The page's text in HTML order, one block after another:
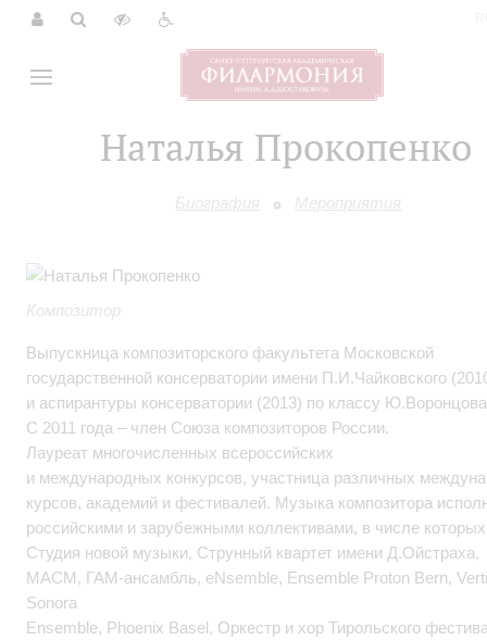
Наталья Прокопенко
Биография Мероприятия
Композитор
Выпускница композиторского факультета Московской
государственной консерватории имени П.И.Чайковского
и аспирантуры консерватории (2013) по классу
С 2011 года – член Союза композиторов России.
Лауреат многочисленных всероссийских
и международных конкурсов, участница различных
курсов, академий и фестивалей. Музыка композитора
российскими и зарубежными коллективами, в числе
Студия новой музыки, Струнный квартет имени Д.Ойстраха,
МАСМ, ГАМ-ансамбль, eNsemble, Ensemble Proton Bern,
Sonora
Ensemble, Phoenix Basel, Оркестр и хор Тирольского